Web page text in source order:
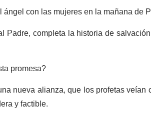
con las mujeres en la mañana de
Padre, completa la historia de
promesa?
nueva alianza, que los profetas
y factible.